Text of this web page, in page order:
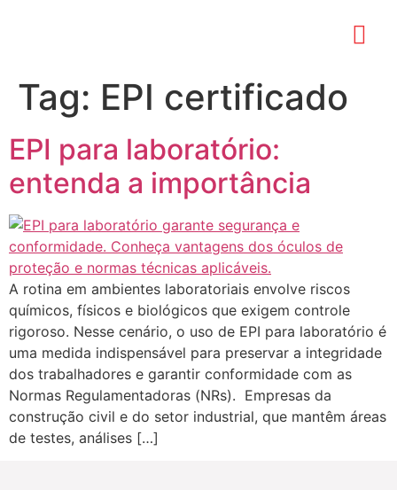
Tag: EPI certificado
EPI para laboratório:
entenda a importância
A rotina em ambientes laboratoriais envolve riscos
químicos, físicos e biológicos que exigem controle
rigoroso. Nesse cenário, o uso de EPI para laboratório é
uma medida indispensável para preservar a integridade
dos trabalhadores e garantir conformidade com as
Normas Regulamentadoras (NRs). Empresas da
construção civil e do setor industrial, que mantêm áreas
de testes, análises […]